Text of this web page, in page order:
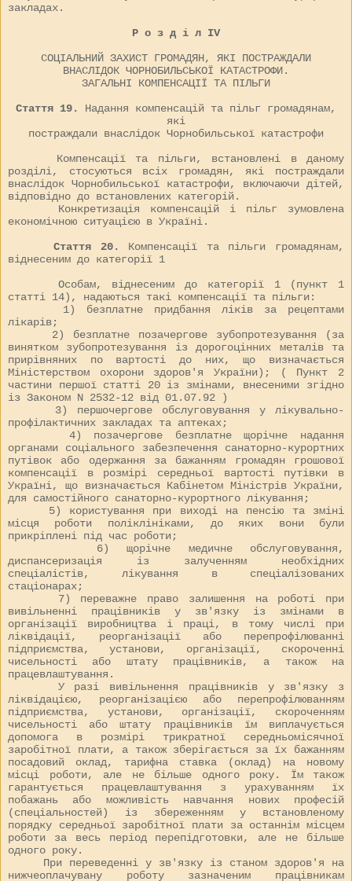
закладах.
Р о з д і л IV
СОЦІАЛЬНИЙ ЗАХИСТ ГРОМАДЯН, ЯКІ ПОСТРАЖДАЛИ
ВНАСЛІДОК ЧОРНОБИЛЬСЬКОЇ КАТАСТРОФИ.
ЗАГАЛЬНІ КОМПЕНСАЦІЇ ТА ПІЛЬГИ
Стаття 19.
Надання компенсацій та пільг громадянам,
які
постраждали внаслідок Чорнобильської катастрофи
Компенсації та пільги, встановлені в даному
розділі, стосуються всіх громадян, які постраждали
внаслідок Чорнобильської катастрофи, включаючи дітей,
відповідно до встановлених категорій.
Конкретизація компенсацій і пільг зумовлена
економічною ситуацією в Україні.
Стаття 20.
Компенсації та пільги громадянам,
віднесеним до категорії 1
Особам, віднесеним до категорії 1 (пункт 1
статті 14), надаються такі компенсації та пільги:
1) безплатне придбання ліків за рецептами
лікарів;
2) безплатне позачергове зубопротезування (за
винятком зубопротезування із дорогоцінних металів та
прирівняних по вартості до них, що визначається
Міністерством охорони здоров'я України); ( Пункт 2
частини першої статті 20 із змінами, внесеними згідно
із Законом N 2532-12 від 01.07.92 )
3) першочергове обслуговування у лікувально-
профілактичних закладах та аптеках;
4) позачергове безплатне щорічне надання
органами соціального забезпечення санаторно-курортних
путівок або одержання за бажанням громадян грошової
компенсації в розмірі середньої вартості путівки в
Україні, що визначається Кабінетом Міністрів України,
для самостійного санаторно-курортного лікування;
5) користування при виході на пенсію та зміні
місця роботи поліклініками, до яких вони були
прикріплені під час роботи;
6) щорічне медичне обслуговування,
диспансеризація із залученням необхідних
спеціалістів, лікування в спеціалізованих
стаціонарах;
7) переважне право залишення на роботі при
вивільненні працівників у зв'язку із змінами в
організації виробництва і праці, в тому числі при
ліквідації, реорганізації або перепрофілюванні
підприємства, установи, організації, скороченні
чисельності або штату працівників, а також на
працевлаштування.
У разі вивільнення працівників у зв'язку з
ліквідацією, реорганізацією або перепрофілюванням
підприємства, установи, організації, скороченням
чисельності або штату працівників їм виплачується
допомога в розмірі трикратної середньомісячної
заробітної плати, а також зберігається за їх бажанням
посадовий оклад, тарифна ставка (оклад) на новому
місці роботи, але не більше одного року. Їм також
гарантується працевлаштування з урахуванням їх
побажань або можливість навчання нових професій
(спеціальностей) із збереженням у встановленому
порядку середньої заробітної плати за останнім місцем
роботи за весь період перепідготовки, але не більше
одного року.
При переведенні у зв'язку із станом здоров'я на
нижчеоплачувану роботу зазначеним працівникам